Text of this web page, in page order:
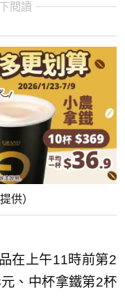
閱讀
供）
在上午11時前第2
、中杯拿鐵第2杯